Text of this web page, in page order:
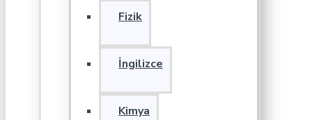
Fizik
İngilizce
Kimya